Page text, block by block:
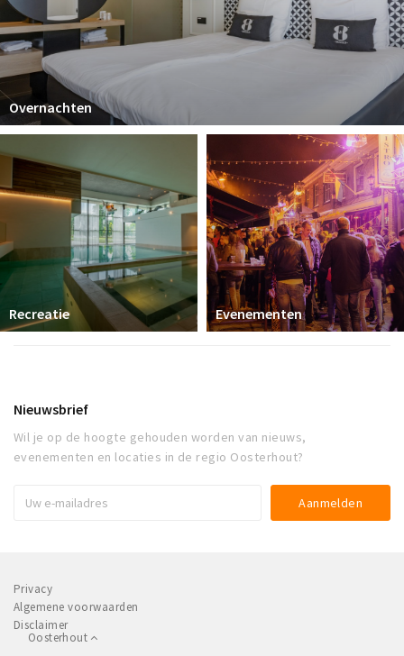
Overnachten
Recreatie Evenementen
Nieuwsbrief
Wil je op de hoogte gehouden worden van nieuws,
evenementen en locaties in de regio Oosterhout?
Privacy
Algemene voorwaarden
Disclaimer
Oosterhout